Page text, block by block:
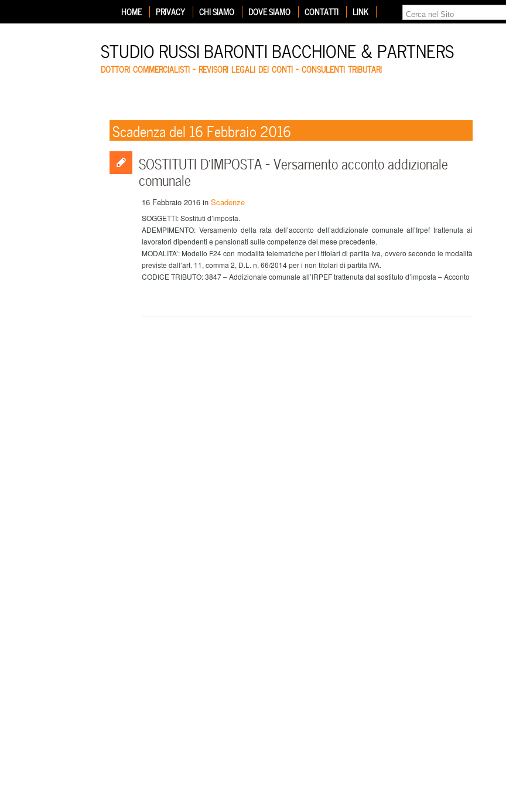
HOME PRIVACY CHI SIAMO DOVE SIAMO CONTATTI LINK
STUDIO RUSSI BARONTI BACCHIONE & PARTNERS
DOTTORI COMMERCIALISTI – REVISORI LEGALI DEI CONTI – CONSULENTI TRIBUTARI
Scadenza del 16 Febbraio 2016
SOSTITUTI D’IMPOSTA – Versamento acconto addizionale
comunale
16 Febbraio 2016 in Scadenze
SOGGETTI: Sostituti d’imposta.
ADEMPIMENTO: Versamento della rata dell’acconto dell’addizionale comunale all’Irpef trattenuta ai
lavoratori dipendenti e pensionati sulle competenze del mese precedente.
MODALITA’: Modello F24 con modalità telematiche per i titolari di partita Iva, ovvero secondo le modalità
previste dall’art. 11, comma 2, D.L. n. 66/2014 per i non titolari di partita IVA.
CODICE TRIBUTO: 3847 – Addizionale comunale all’IRPEF trattenuta dal sostituto d’imposta – Acconto